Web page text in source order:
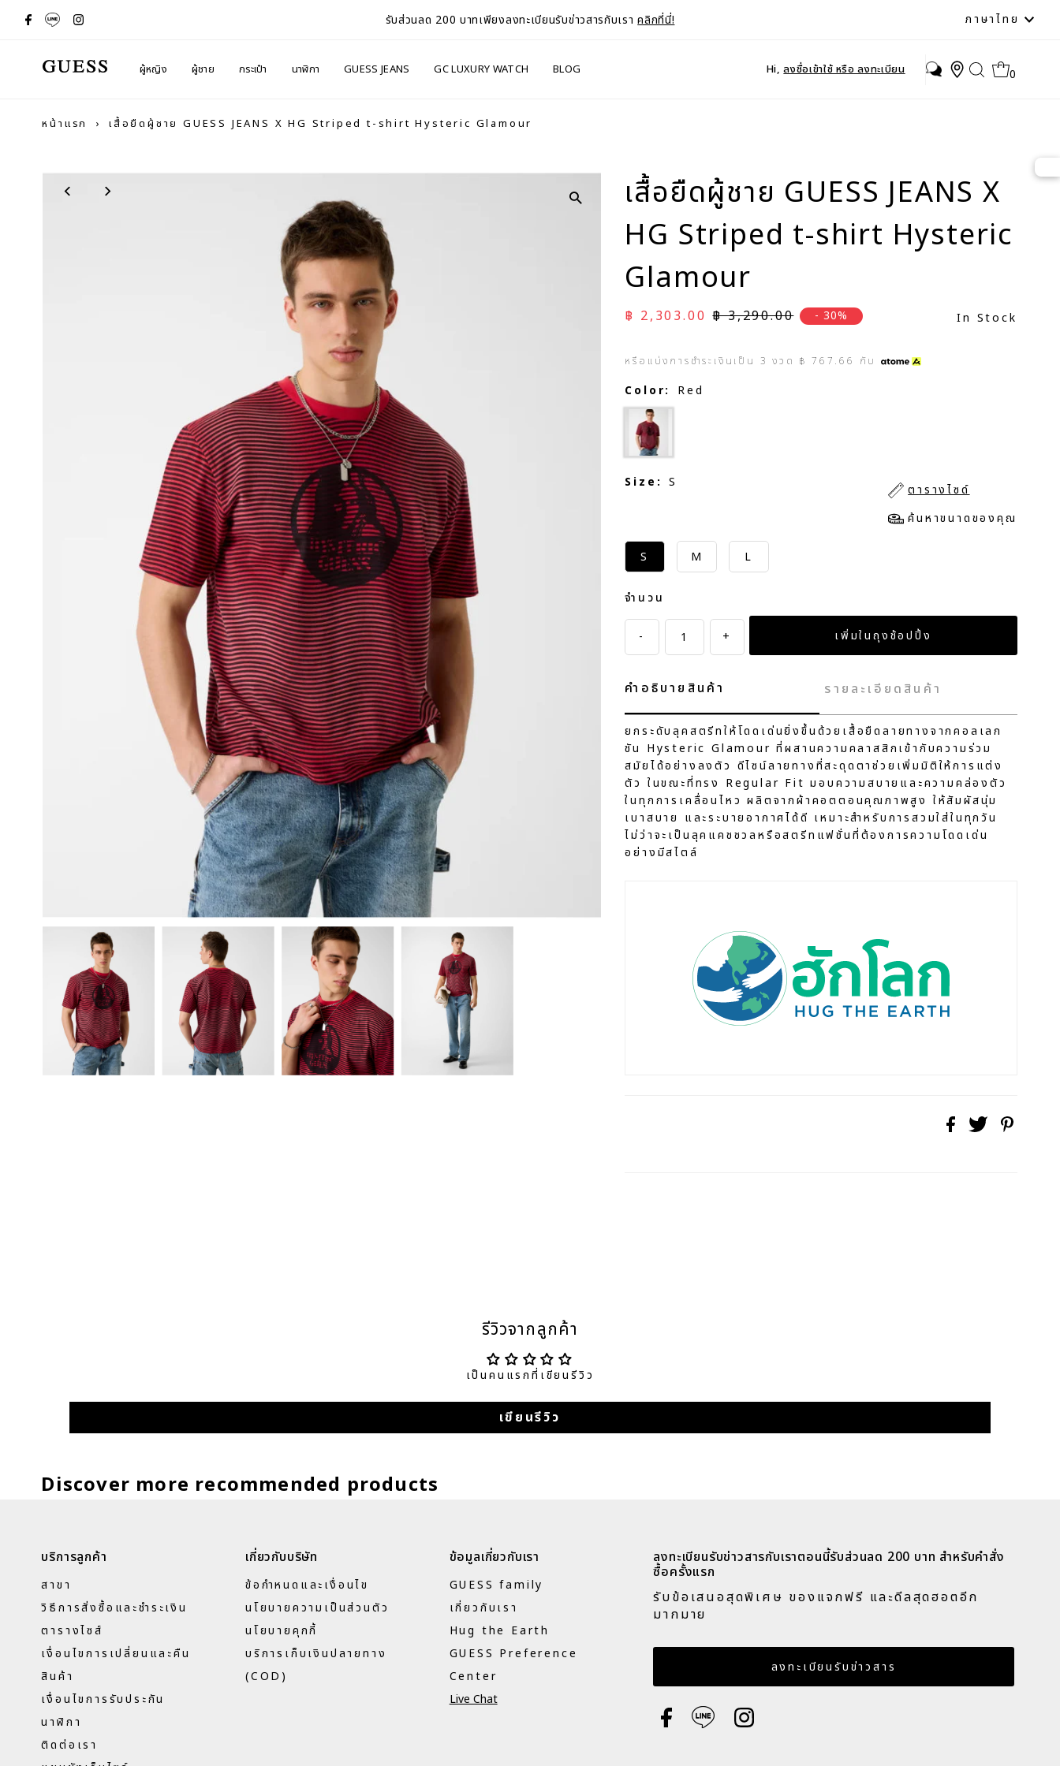
รับส่วนลด 200 บาทเพียงลงทะเบียนรับข่าวสารกับเราคลิกที่นี่! ภาษา
ภาษาไทย
ผู้หญิง ผู้ชาย กระเป๋า นาฬิกา GUESS JEANS GC LUXURY WATCH BLOG Hi,ลงชื่อเข้าใช้ หรือ ลงทะเบียน 0
หน้าแรก › เสื้อยืดผู้ชาย GUESS JEANS X HG Striped t-shirt Hysteric Glamour
เสื้อยืดผู้ชาย GUESS JEANS X
HG Striped t-shirt Hysteric
Glamour
ราคาลด
฿ 2,303.00 ราคาปกติ
฿ 3,290.00 - 30% In Stock
หรือแบ่งการชำระเงินเป็น 3 งวด ฿ 767.66 กับ
Color: Red
Size: S
ตารางไซด์
ค้นหาขนาดของคุณ
S M L
จำนวน
- +
คำอธิบายสินค้า รายละเอียดสินค้า
ยกระดับลุคสตรีทให้โดดเด่นยิ่งขึ้นด้วยเสื้อยืดลายทางจากคอลเลก
ชัน Hysteric Glamour ที่ผสานความคลาสสิกเข้ากับความร่วม
สมัยได้อย่างลงตัว ดีไซน์ลายทางที่สะดุดตาช่วยเพิ่มมิติให้การแต่ง
ตัว ในขณะที่ทรง Regular Fit มอบความสบายและความคล่องตัว
ในทุกการเคลื่อนไหว ผลิตจากผ้าคอตตอนคุณภาพสูง ให้สัมผัสนุ่ม
เบาสบาย และระบายอากาศได้ดี เหมาะสำหรับการสวมใส่ในทุกวัน
ไม่ว่าจะเป็นลุคแคชชวลหรือสตรีทแฟชั่นที่ต้องการความโดดเด่น
อย่างมีสไตล์
รีวิวจากลูกค้า
เป็นคนแรกที่เขียนรีวิว
เขียนรีวิว
Discover more recommended products
บริการลูกค้า
สาขา
วิธีการสั่งซื้อและชำระเงิน
ตารางไซส์
เงื่อนไขการเปลี่ยนและคืน
สินค้า
เงื่อนไขการรับประกัน
นาฬิกา
ติดต่อเรา
เกี่ยวกับบริษัท
ข้อกำหนดและเงื่อนไข
นโยบายความเป็นส่วนตัว
นโยบายคุกกี้
บริการเก็บเงินปลายทาง
(COD)
ข้อมูลเกี่ยวกับเรา
GUESS family
เกี่ยวกับเรา
Hug the Earth
GUESS Preference
Center
Live Chat
ลงทะเบียนรับข่าวสารกับเราตอนนี้รับส่วนลด 200 บาท สำหรับคำสั่ง
ซื้อครั้งแรก​
รับข้อเสนอสุดพิเศษ ของแจกฟรี และดีลสุดฮอตอีก
มากมาย​
ลงทะเบียนรับข่าวสาร